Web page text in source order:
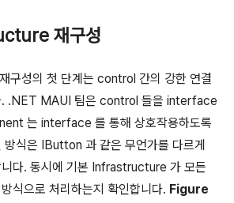
재구성
구성의 첫 단계는 control 간의 강한 연결
. .NET MAUI 팀은 control 들을 interface
는 interface 를 통해 상호작용하도록
방식은 IButton 과 같은 무언가를 다르게
다. 동시에 기본 Infrastructure 가 모든
식으로 처리하는지 확인합니다. Figure